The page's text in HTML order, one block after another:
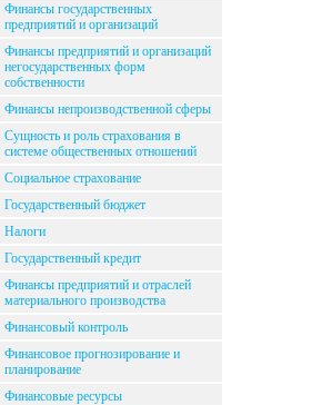
Финансы государственных
предприятий и организаций
Финансы предприятий и организаций
негосударственных форм
собственности
Финансы непроизводственной сферы
Сущность и роль страхования в
системе общественных отношений
Социальное страхование
Государственный бюджет
Налоги
Государственный кредит
Финансы предприятий и отраслей
материального производства
Финансовый контроль
Финансовое прогнозирование и
планирование
Финансовые ресурсы